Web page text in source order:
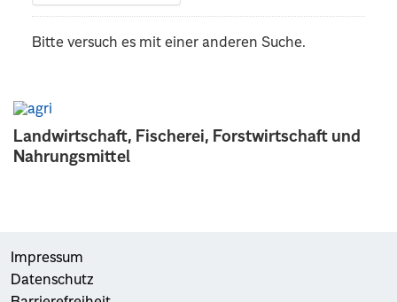
Landwirtschaft, Fischerei, Forstwirtschaft und
Nahrungsmittel
Bitte versuch es mit einer anderen Suche.
Impressum
Datenschutz